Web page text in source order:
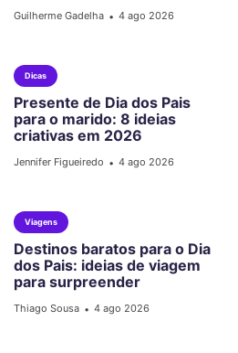
Guilherme Gadelha • 4 ago 2026
Dicas
Presente de Dia dos Pais
para o marido: 8 ideias
criativas em 2026
Jennifer Figueiredo • 4 ago 2026
Viagens
Destinos baratos para o Dia
dos Pais: ideias de viagem
para surpreender
Thiago Sousa • 4 ago 2026